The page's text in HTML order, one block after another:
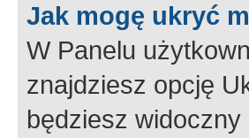
Jak mogę ukryć
W Panelu
znajdziesz opcję
będziesz